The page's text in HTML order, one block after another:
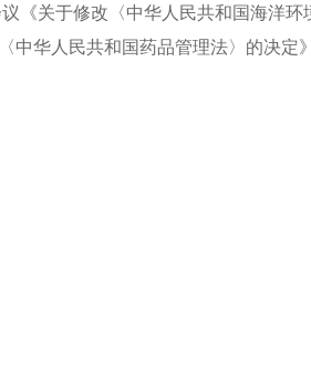
《关于修改〈中华人民共和国海
中华人民共和国药品管理法〉的决